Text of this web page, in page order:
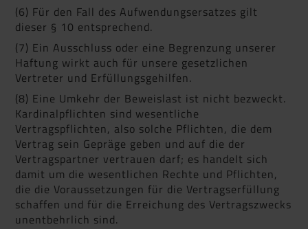
(6) Für den Fall des Aufwendungsersatzes gilt
dieser § 10 entsprechend.
(7) Ein Ausschluss oder eine Begrenzung unserer
Haftung wirkt auch für unsere gesetzlichen
Vertreter und Erfüllungsgehilfen.
(8) Eine Umkehr der Beweislast ist nicht bezweckt.
Kardinalpflichten sind wesentliche
Vertragspflichten, also solche Pflichten, die dem
Vertrag sein Gepräge geben und auf die der
Vertragspartner vertrauen darf; es handelt sich
damit um die wesentlichen Rechte und Pflichten,
die die Voraussetzungen für die Vertragserfüllung
schaffen und für die Erreichung des Vertragszwecks
unentbehrlich sind.